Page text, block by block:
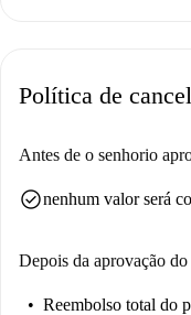
Política de
Antes de o senhorio
check_circlenenhum valor será
Depois da aprovação
Reembolso total do